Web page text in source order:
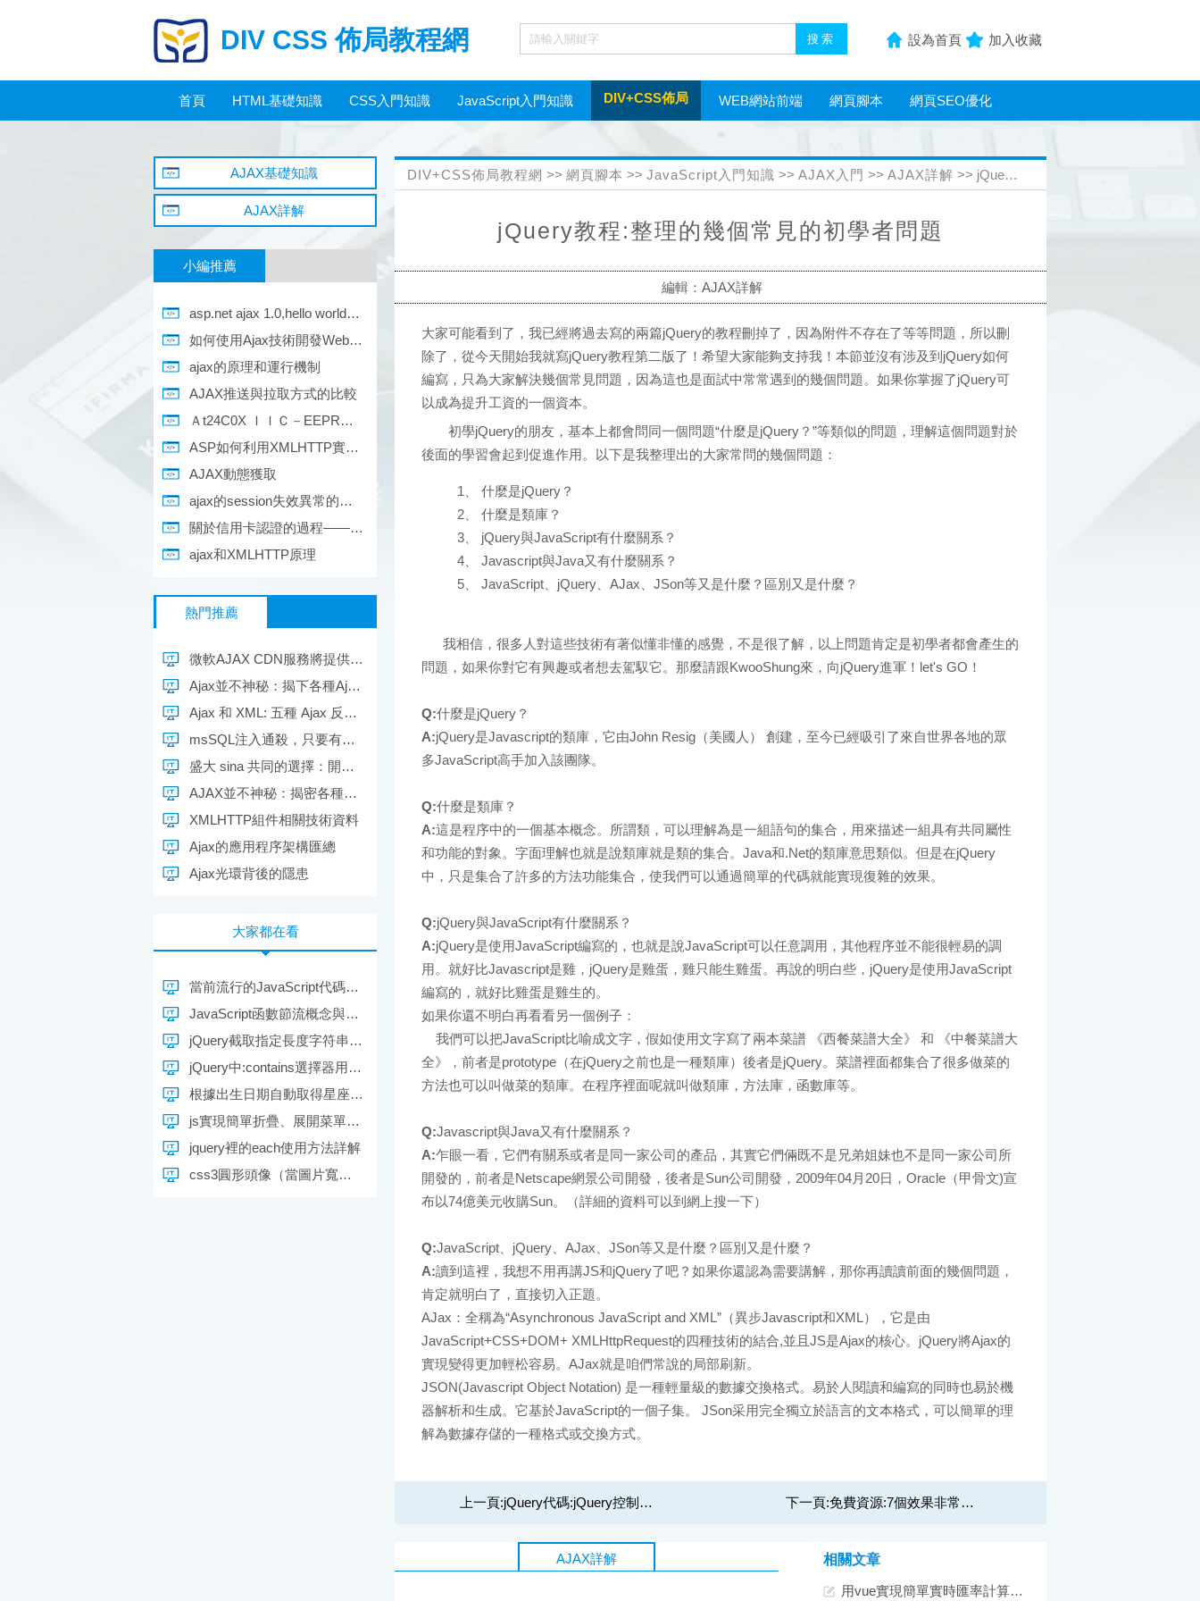
DIV CSS 佈局教程網 設為首頁 加入收藏
首頁 HTML基礎知識 CSS入門知識 JavaScript入門知識 DIV+CSS佈局 WEB網站前端 網頁腳本 網頁SEO優化
DIV+CSS佈局教程網 >> 網頁腳本 >> JavaScript入門知識 >> AJAX入門 >> AJAX詳解 >> jQuery教程:整理的幾個常見的初學者問題
jQuery教程:整理的幾個常見的初學者問題
編輯：AJAX詳解
大家可能看到了，我已經將過去寫的兩篇jQuery的教程刪掉了，因為附件不存在了等等問題，所以刪
除了，從今天開始我就寫jQuery教程第二版了！希望大家能夠支持我！本節並沒有涉及到jQuery如何
編寫，只為大家解決幾個常見問題，因為這也是面試中常常遇到的幾個問題。如果你掌握了jQuery可
以成為提升工資的一個資本。
初學jQuery的朋友，基本上都會問同一個問題“什麼是jQuery？”等類似的問題，理解這個問題對於
後面的學習會起到促進作用。以下是我整理出的大家常問的幾個問題：
1、 什麼是jQuery？
2、 什麼是類庫？
3、 jQuery與JavaScript有什麼關系？
4、 Javascript與Java又有什麼關系？
5、 JavaScript、jQuery、AJax、JSon等又是什麼？區別又是什麼？
我相信，很多人對這些技術有著似懂非懂的感覺，不是很了解，以上問題肯定是初學者都會產生的
問題，如果你對它有興趣或者想去駕馭它。那麼請跟KwooShung來，向jQuery進軍！let's GO！
Q:什麼是jQuery？
A:jQuery是Javascript的類庫，它由John Resig（美國人） 創建，至今已經吸引了來自世界各地的眾
多JavaScript高手加入該團隊。
Q:什麼是類庫？
A:這是程序中的一個基本概念。所謂類，可以理解為是一組語句的集合，用來描述一組具有共同屬性
和功能的對象。字面理解也就是說類庫就是類的集合。Java和.Net的類庫意思類似。但是在jQuery
中，只是集合了許多的方法功能集合，使我們可以通過簡單的代碼就能實現復雜的效果。
Q:jQuery與JavaScript有什麼關系？
A:jQuery是使用JavaScript編寫的，也就是說JavaScript可以任意調用，其他程序並不能很輕易的調
用。就好比Javascript是雞，jQuery是雞蛋，雞只能生雞蛋。再說的明白些，jQuery是使用JavaScript
編寫的，就好比雞蛋是雞生的。
如果你還不明白再看看另一個例子：
我們可以把JavaScript比喻成文字，假如使用文字寫了兩本菜譜 《西餐菜譜大全》 和 《中餐菜譜大
全》，前者是prototype（在jQuery之前也是一種類庫）後者是jQuery。菜譜裡面都集合了很多做菜的
方法也可以叫做菜的類庫。在程序裡面呢就叫做類庫，方法庫，函數庫等。
Q:Javascript與Java又有什麼關系？
A:乍眼一看，它們有關系或者是同一家公司的產品，其實它們倆既不是兄弟姐妹也不是同一家公司所
開發的，前者是Netscape網景公司開發，後者是Sun公司開發，2009年04月20日，Oracle（甲骨文)宣
布以74億美元收購Sun。（詳細的資料可以到網上搜一下）
Q:JavaScript、jQuery、AJax、JSon等又是什麼？區別又是什麼？
A:讀到這裡，我想不用再講JS和jQuery了吧？如果你還認為需要講解，那你再讀讀前面的幾個問題，
肯定就明白了，直接切入正題。
AJax：全稱為“Asynchronous JavaScript and XML”（異步Javascript和XML），它是由
JavaScript+CSS+DOM+ XMLHttpRequest的四種技術的結合,並且JS是Ajax的核心。jQuery將Ajax的
實現變得更加輕松容易。AJax就是咱們常說的局部刷新。
JSON(Javascript Object Notation) 是一種輕量級的數據交換格式。易於人閱讀和編寫的同時也易於機
器解析和生成。它基於JavaScript的一個子集。 JSon采用完全獨立於語言的文本格式，可以簡單的理
解為數據存儲的一種格式或交換方式。
上一頁:jQuery代碼:jQuery控制表單裡的回車鍵 下一頁:免費資源:7個效果非常棒的jQuery 3D效果插件
AJAX詳解 相關文章
用vue實現簡單實時匯率計算功能
AJAX基礎知識
AJAX詳解
小編推薦
asp.net ajax 1.0,hello world程序
如何使用Ajax技術開發Web應用程序
ajax的原理和運行機制
AJAX推送與拉取方式的比較
Ａt24C0X ＩＩＣ－EEPROM的keil C操作程序．
ASP如何利用XMLHTTP實現表單的提交以及cookies或session的發送和Referer
AJAX動態獲取
ajax的session失效異常的捕獲
關於信用卡認證的過程——Authorize.net & EPayLink——payment gateway
ajax和XMLHTTP原理
熱門推薦
微軟AJAX CDN服務將提供SSL支持
Ajax並不神秘：揭下各種Ajax控件和類庫的小褲衩
Ajax 和 XML: 五種 Ajax 反模式(3)
msSQL注入通殺，只要有注入點就有系統權限
盛大 sina 共同的選擇：開曼群島
AJAX並不神秘：揭密各種AJAX控件和類庫
XMLHTTP組件相關技術資料
Ajax的應用程序架構匯總
Ajax光環背後的隱患
大家都在看
當前流行的JavaScript代碼風格指南
JavaScript函數節流概念與用法實例詳解
jQuery截取指定長度字符串的實現原理及代碼
jQuery中:contains選擇器用法實例教程
根據出生日期自動取得星座的js代碼
js實現簡單折疊、展開菜單的方法
jquery裡的each使用方法詳解
css3圓形頭像（當圖片寬高不相等時）